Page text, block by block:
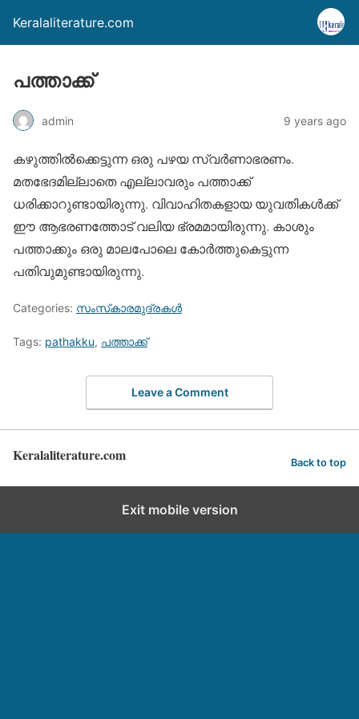
Keralaliterature.com
പത്താക്ക്
admin 9 years ago
കഴുത്തില്‍ക്കെട്ടുന്ന ഒരു പഴയ സ്വര്‍ണാഭരണം.
മതഭേദമില്ലാതെ എല്ലാവരും പത്താക്ക്
ധരിക്കാറുണ്ടായിരുന്നു. വിവാഹിതകളായ യുവതികള്‍ക്ക്
ഈ ആഭരണത്തോട് വലിയ ഭ്രമമായിരുന്നു. കാശും
പത്താക്കും ഒരു മാലപോലെ കോര്‍ത്തുകെട്ടുന്ന
പതിവുമുണ്ടായിരുന്നു.
Categories: സംസ്‌കാരമുദ്രകള്‍
Tags: pathakku, പത്താക്ക്
Leave a Comment
Keralaliterature.com Back to top
Exit mobile version